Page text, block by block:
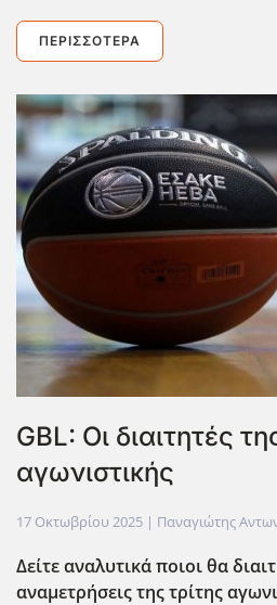
ΠΕΡΙΣΣΌΤΕΡΑ
GBL: Οι διαιτητές
αγωνιστικής
17 Οκτωβρίου 2025 | Παναγιώτης
Δείτε αναλυτικά ποιοι θα
αναμετρήσεις της τρίτης